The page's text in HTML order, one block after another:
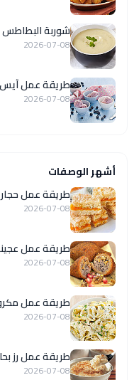
شوربة البطاطس
2026-07-08
طريقة عمل آيس
2026-07-08
أشهر الوصفات
طريقة عمل
2026-07-08
طريقة عمل
2026-07-08
طريقة عمل
2026-07-08
طريقة عمل رز بحليب
2026-07-08